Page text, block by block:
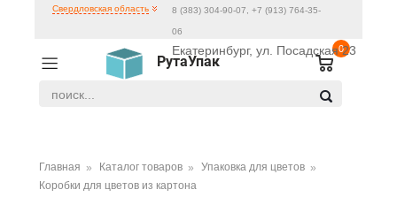
РутаУпак
0
Свердловская область 8 (383) 304-90-07, +7 (913) 764-35-
06
Екатеринбург, ул. Посадская 23
Главная Каталог товаров
Упаковка для цветов
Коробки для цветов из картона